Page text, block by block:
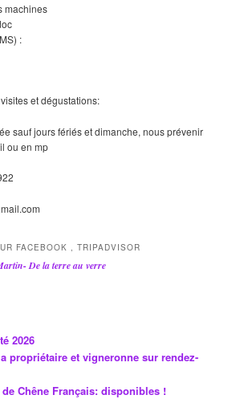
machines
:
et dégustations:
sauf jours fériés et dimanche, nous prévenir
ou en mp
FACEBOOK , TRIPADVISOR
De la terre au verre
2026
propriétaire et vigneronne sur rendez-
Chêne Français: disponibles !